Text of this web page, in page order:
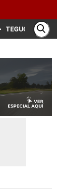
TEGUCIGALPA